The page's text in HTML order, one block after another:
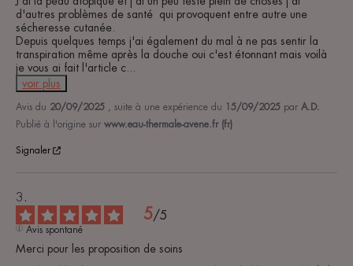
d'autres problèmes de santé  qui provoquent entre autre une
sécheresse cutanée.
Depuis quelques temps j'ai également du mal à ne pas sentir la
transpiration même après la douche oui c'est étonnant mais voilà
je vous ai fait l'article c
voir plus
Avis du 20/09/2025 , suite à une expérience du 15/09/2025 par A.D.
Publié à l'origine sur www.eau-thermale-avene.fr (fr)
Signaler
5/5
Avis spontané
Merci pour les proposition de soins